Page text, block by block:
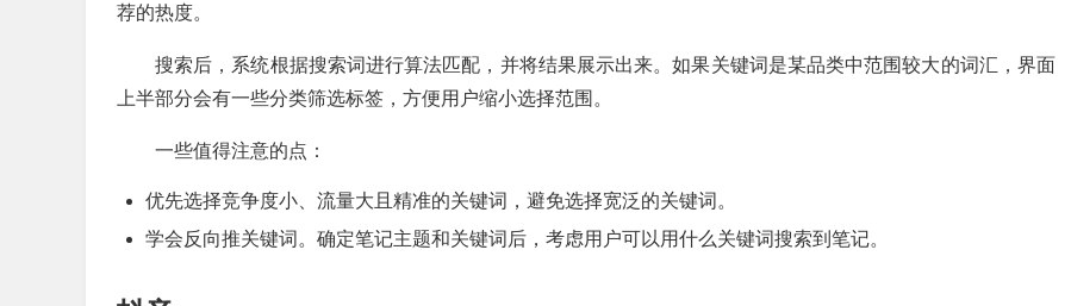
荐的热度。
搜索后，系统根据搜索词进行算法匹配，并将结果展示出来。如果关键词是某品类中范围较大的词汇，界面
上半部分会有一些分类筛选标签，方便用户缩小选择范围。
一些值得注意的点：
优先选择竞争度小、流量大且精准的关键词，避免选择宽泛的关键词。
学会反向推关键词。确定笔记主题和关键词后，考虑用户可以用什么关键词搜索到笔记。